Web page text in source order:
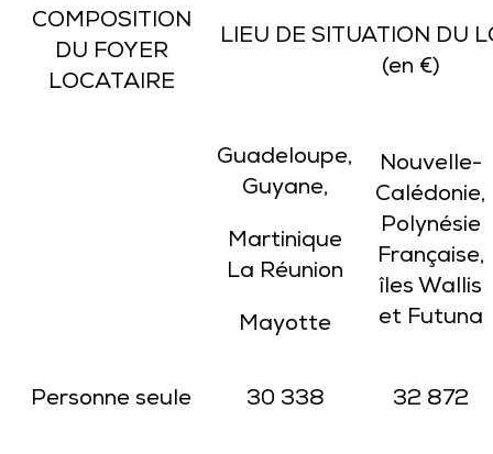
COMPOSITION
DU FOYER
LOCATAIRE
LIEU DE SITUATION DU
(en €)
Guadeloupe,
Guyane,
Martinique
La Réunion
Mayotte
Nouvelle-
Calédonie,
Polynésie
Française,
îles Wallis
et Futuna
Personne seule 30 338 32 872